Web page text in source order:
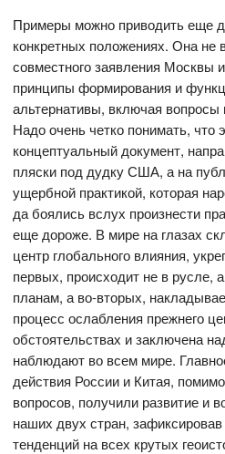
Примеры можно приводить еще
конкретных положениях. Она не
совместного заявления Москвы
принципы формирования и
альтернативы, включая вопросы
Надо очень четко понимать,
концептуальный документ,
пляски под дудку США, а на
ущербной практикой, которая
да боялись вслух произнести
еще дороже. В мире на глазах
центр глобального влияния,
первых, происходит не в русле,
планам, а во-вторых,
процесс ослабления прежнего
обстоятельствах и заключена
наблюдают во всем мире.
действия России и Китая,
вопросов, получили развитие и
наших двух стран,
тенденций на всех крутых